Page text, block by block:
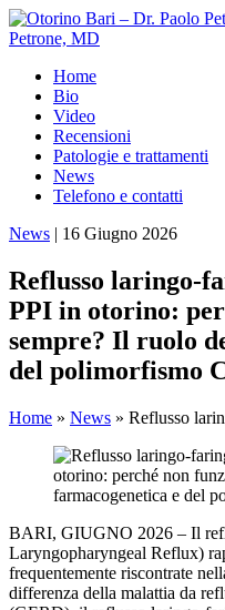
Petrone, MD
Home
Bio
Video
Recensioni
Patologie e trattamenti
News
Telefono e contatti
News | 16 Giugno 2026
Reflusso laringo-
PPI in otorino:
sempre? Il ruolo
del polimorfismo
Home » News » Reflusso
BARI, GIUGNO 2026 – Il
Laryngopharyngeal Reflux)
frequentemente riscontrate
differenza della malattia da